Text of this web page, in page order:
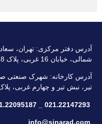
آدرس دفتر مرکزی: تهران،
شمالی، خیابان 16 غربی، پلاک 48، طبقه اول، واحد 2
آدرس کارخانه: شهرک صنعتی
تیر، نبش تیر و چهارم غربی، پلاک
021.22147293 _ 021.22095187 _ 021.22096277
info@sinarad.com